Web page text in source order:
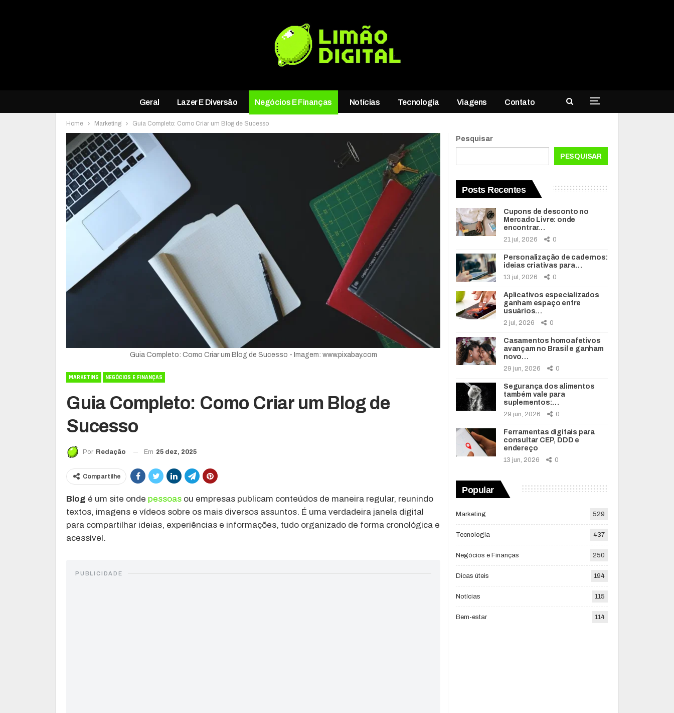
Geral Lazer E Diversão Negócios E Finanças Notícias Tecnologia Viagens Contato
Home Marketing Guia Completo: Como Criar um Blog de Sucesso
Guia Completo: Como Criar um Blog de Sucesso - Imagem: www.pixabay.com
MARKETING NEGÓCIOS E FINANÇAS
Guia Completo: Como Criar um Blog de
Sucesso
Por Redação Em 25 dez, 2025
Compartilhe
Blog é um site onde pessoas ou empresas publicam conteúdos de maneira regular, reunindo
textos, imagens e vídeos sobre os mais diversos assuntos. É uma verdadeira janela digital
para compartilhar ideias, experiências e informações, tudo organizado de forma cronológica e
acessível.
PUBLICIDADE
Pesquisar
PESQUISAR
Posts Recentes
Cupons de desconto no
Mercado Livre: onde
encontrar…
21 jul, 2026 0
Personalização de cadernos:
ideias criativas para…
13 jul, 2026 0
Aplicativos especializados
ganham espaço entre
usuários…
2 jul, 2026 0
Casamentos homoafetivos
avançam no Brasil e ganham
novo…
29 jun, 2026 0
Segurança dos alimentos
também vale para
suplementos:…
29 jun, 2026 0
Ferramentas digitais para
consultar CEP, DDD e
endereço
13 jun, 2026 0
Popular
Marketing 529
Tecnologia 437
Negócios e Finanças 250
Dicas úteis 194
Notícias 115
Bem-estar 114